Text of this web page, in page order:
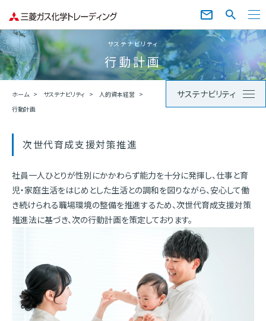
サステナビリティ
行動計画
ホーム サステナビリティ
人的資本経営
行動計画
サステナビリティ
次世代育成支援対策推進
社員一人ひとりが性別にかかわらず能力を十分に発揮し、仕事と育
児・家庭生活をはじめとした生活との調和を図りながら、安心して働
き続けられる職場環境の整備を推進するため、次世代育成支援対策
推進法に基づき、次の行動計画を策定しております。